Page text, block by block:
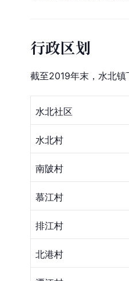
行政区划
截至2019年末，水北
水北社区
水北村
南陂村
慕江村
排江村
北港村